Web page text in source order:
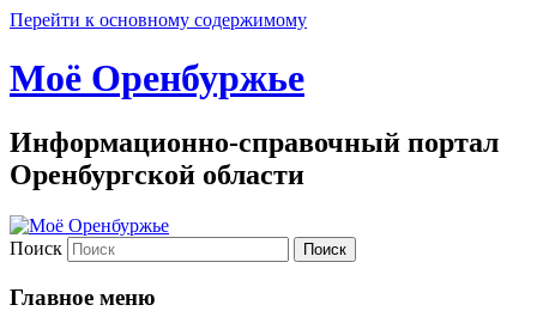
Перейти к основному содержимому
Моё Оренбуржье
Информационно-справочный портал
Оренбургской области
Поиск
Главное меню